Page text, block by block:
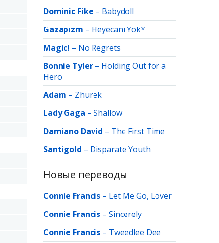
Dominic Fike – Babydoll
Gazapizm – Heyecanı Yok*
Magic! – No Regrets
Bonnie Tyler – Holding Out for a
Hero
Adam – Zhurek
Lady Gaga – Shallow
Damiano David – The First Time
Santigold – Disparate Youth
Новые переводы
Connie Francis – Let Me Go, Lover
Connie Francis – Sincerely
Connie Francis – Tweedlee Dee